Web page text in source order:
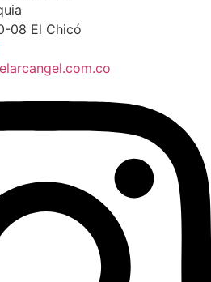
08 El Chicó